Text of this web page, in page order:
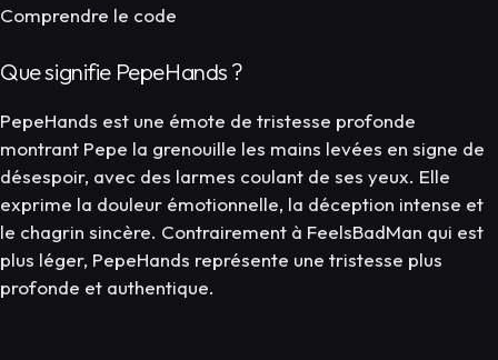
Comprendre le code
Que signifie PepeHands ?
PepeHands est une émote de tristesse profonde
montrant Pepe la grenouille les mains levées en signe de
désespoir, avec des larmes coulant de ses yeux. Elle
exprime la douleur émotionnelle, la déception intense et
le chagrin sincère. Contrairement à FeelsBadMan qui est
plus léger, PepeHands représente une tristesse plus
profonde et authentique.